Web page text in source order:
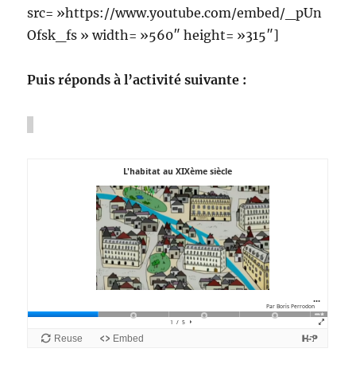
src= »https://www.youtube.com/embed/_pUn
Ofsk_fs » width= »560″ height= »315″]
Puis réponds à l’activité suivante :